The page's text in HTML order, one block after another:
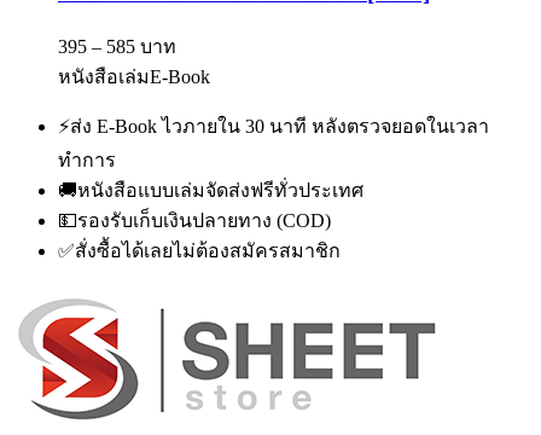
395 – 585 บาท
หนังสือเล่มE-Book
⚡ส่ง E-Book ไวภายใน 30 นาที หลังตรวจยอดในเวลา
ทำการ
🚚หนังสือแบบเล่มจัดส่งฟรีทั่วประเทศ
💵รองรับเก็บเงินปลายทาง (COD)
✅สั่งซื้อได้เลยไม่ต้องสมัครสมาชิก